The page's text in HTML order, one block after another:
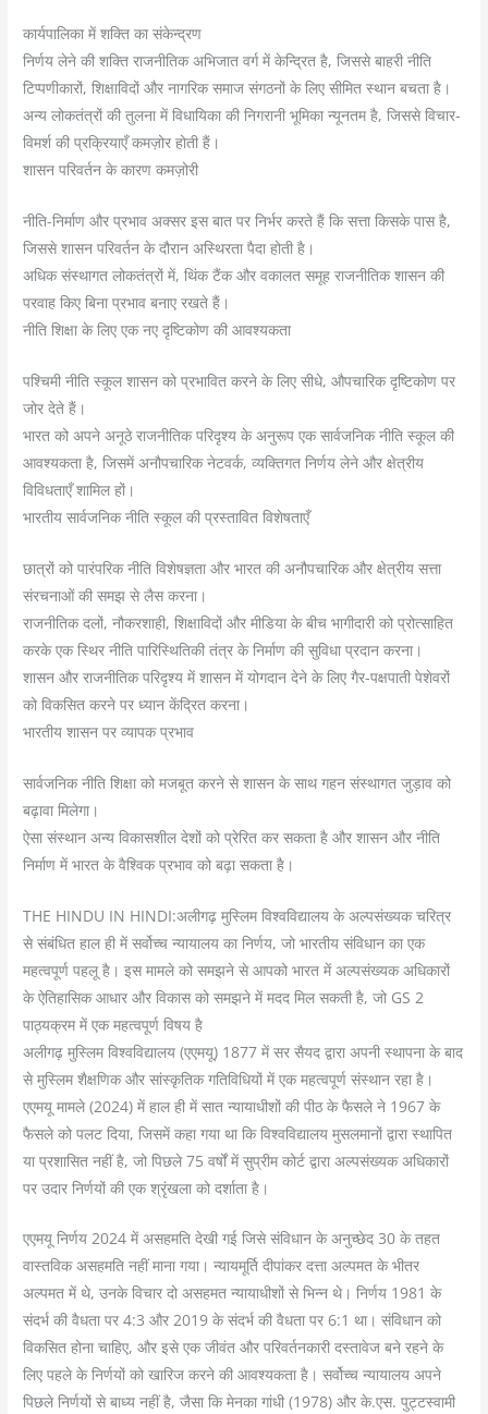
कार्यपालिका में शक्ति का संकेन्द्रण
निर्णय लेने की शक्ति राजनीतिक अभिजात वर्ग में केन्द्रित है, जिससे बाहरी नीति
टिप्पणीकारों, शिक्षाविदों और नागरिक समाज संगठनों के लिए सीमित स्थान बचता है।
अन्य लोकतंत्रों की तुलना में विधायिका की निगरानी भूमिका न्यूनतम है, जिससे विचार-
विमर्श की प्रक्रियाएँ कमज़ोर होती हैं।
शासन परिवर्तन के कारण कमज़ोरी
नीति-निर्माण और प्रभाव अक्सर इस बात पर निर्भर करते हैं कि सत्ता किसके पास है,
जिससे शासन परिवर्तन के दौरान अस्थिरता पैदा होती है।
अधिक संस्थागत लोकतंत्रों में, थिंक टैंक और वकालत समूह राजनीतिक शासन की
परवाह किए बिना प्रभाव बनाए रखते हैं।
नीति शिक्षा के लिए एक नए दृष्टिकोण की आवश्यकता
पश्चिमी नीति स्कूल शासन को प्रभावित करने के लिए सीधे, औपचारिक दृष्टिकोण पर
जोर देते हैं।
भारत को अपने अनूठे राजनीतिक परिदृश्य के अनुरूप एक सार्वजनिक नीति स्कूल की
आवश्यकता है, जिसमें अनौपचारिक नेटवर्क, व्यक्तिगत निर्णय लेने और क्षेत्रीय
विविधताएँ शामिल हों।
भारतीय सार्वजनिक नीति स्कूल की प्रस्तावित विशेषताएँ
छात्रों को पारंपरिक नीति विशेषज्ञता और भारत की अनौपचारिक और क्षेत्रीय सत्ता
संरचनाओं की समझ से लैस करना।
राजनीतिक दलों, नौकरशाही, शिक्षाविदों और मीडिया के बीच भागीदारी को प्रोत्साहित
करके एक स्थिर नीति पारिस्थितिकी तंत्र के निर्माण की सुविधा प्रदान करना।
शासन और राजनीतिक परिदृश्य में शासन में योगदान देने के लिए गैर-पक्षपाती पेशेवरों
को विकसित करने पर ध्यान केंद्रित करना।
भारतीय शासन पर व्यापक प्रभाव
सार्वजनिक नीति शिक्षा को मजबूत करने से शासन के साथ गहन संस्थागत जुड़ाव को
बढ़ावा मिलेगा।
ऐसा संस्थान अन्य विकासशील देशों को प्रेरित कर सकता है और शासन और नीति
निर्माण में भारत के वैश्विक प्रभाव को बढ़ा सकता है।
THE HINDU IN HINDI:अलीगढ़ मुस्लिम विश्वविद्यालय के अल्पसंख्यक चरित्र
से संबंधित हाल ही में सर्वोच्च न्यायालय का निर्णय, जो भारतीय संविधान का एक
महत्वपूर्ण पहलू है। इस मामले को समझने से आपको भारत में अल्पसंख्यक अधिकारों
के ऐतिहासिक आधार और विकास को समझने में मदद मिल सकती है, जो GS 2
पाठ्यक्रम में एक महत्वपूर्ण विषय है
अलीगढ़ मुस्लिम विश्वविद्यालय (एएमयू) 1877 में सर सैयद द्वारा अपनी स्थापना के बाद
से मुस्लिम शैक्षणिक और सांस्कृतिक गतिविधियों में एक महत्वपूर्ण संस्थान रहा है।
एएमयू मामले (2024) में हाल ही में सात न्यायाधीशों की पीठ के फैसले ने 1967 के
फैसले को पलट दिया, जिसमें कहा गया था कि विश्वविद्यालय मुसलमानों द्वारा स्थापित
या प्रशासित नहीं है, जो पिछले 75 वर्षों में सुप्रीम कोर्ट द्वारा अल्पसंख्यक अधिकारों
पर उदार निर्णयों की एक श्रृंखला को दर्शाता है।
एएमयू निर्णय 2024 में असहमति देखी गई जिसे संविधान के अनुच्छेद 30 के तहत
वास्तविक असहमति नहीं माना गया। न्यायमूर्ति दीपांकर दत्ता अल्पमत के भीतर
अल्पमत में थे, उनके विचार दो असहमत न्यायाधीशों से भिन्न थे। निर्णय 1981 के
संदर्भ की वैधता पर 4:3 और 2019 के संदर्भ की वैधता पर 6:1 था। संविधान को
विकसित होना चाहिए, और इसे एक जीवंत और परिवर्तनकारी दस्तावेज बने रहने के
लिए पहले के निर्णयों को खारिज करने की आवश्यकता है। सर्वोच्च न्यायालय अपने
पिछले निर्णयों से बाध्य नहीं है, जैसा कि मेनका गांधी (1978) और के.एस. पुट्टस्वामी